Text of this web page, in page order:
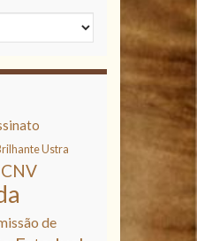
Ustra
CNV
de